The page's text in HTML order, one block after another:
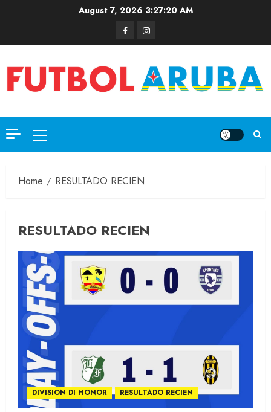
August 7, 2026 3:27:21 AM
Home RESULTADO RECIEN
RESULTADO RECIEN
DIVISION DI HONOR RESULTADO RECIEN